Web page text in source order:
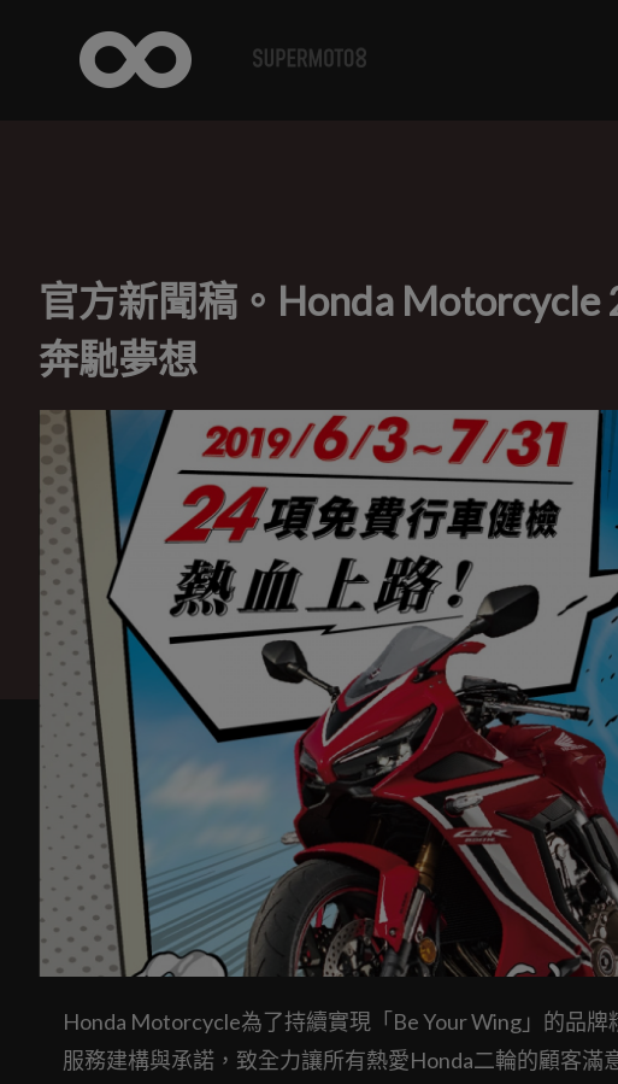
官方新聞稿。Honda
奔馳夢想
Honda Motorcycle為了持續實現「Be Your Wing」的品
服務建構與承諾，致全力讓所有熱愛Honda二輪的顧客